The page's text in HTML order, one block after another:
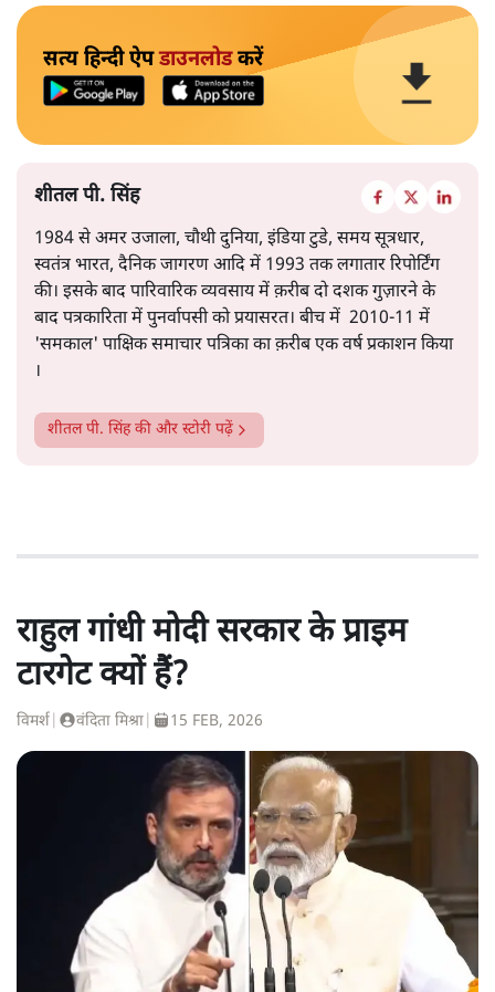
सत्य हिन्दी ऐपडाउनलोडकरें
शीतल पी. सिंह
1984 से अमर उजाला, चौथी दुनिया, इंडिया टुडे, समय सूत्रधार,
स्वतंत्र भारत, दैनिक जागरण आदि में 1993 तक लगातार रिपोर्टिंग
की। इसके बाद पारिवारिक व्यवसाय में क़रीब दो दशक गुज़ारने के
बाद पत्रकारिता में पुनर्वापसी को प्रयासरत। बीच में 2010-11 में
'समकाल' पाक्षिक समाचार पत्रिका का क़रीब एक वर्ष प्रकाशन किया
।
शीतल पी. सिंहकी और स्टोरी पढ़ें
राहुल गांधी मोदी सरकार के प्राइम
टारगेट क्यों हैं?
विमर्श वंदिता मिश्रा 15 FEB, 2026